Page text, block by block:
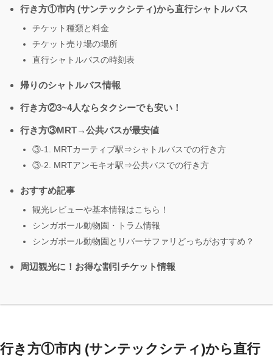
行き方①市内 (サンテックシティ)から直行シャトルバス
チケット種類と料金
チケット売り場の場所
直行シャトルバスの時刻表
帰りのシャトルバス情報
行き方②3~4人ならタクシーでも安い！
行き方③MRT→公共バスが最安値
③-1. MRTカーティブ駅⇒シャトルバスでの行き方
③-2. MRTアンモキオ駅⇒公共バスでの行き方
おすすめ記事
観光レビューや基本情報はこちら！
シンガポール動物園・トラム情報
シンガポール動物園とリバーサファリどっちがおすすめ？
周辺観光に！お得な割引チケット情報
行き方①市内 (サンテックシティ)から直行